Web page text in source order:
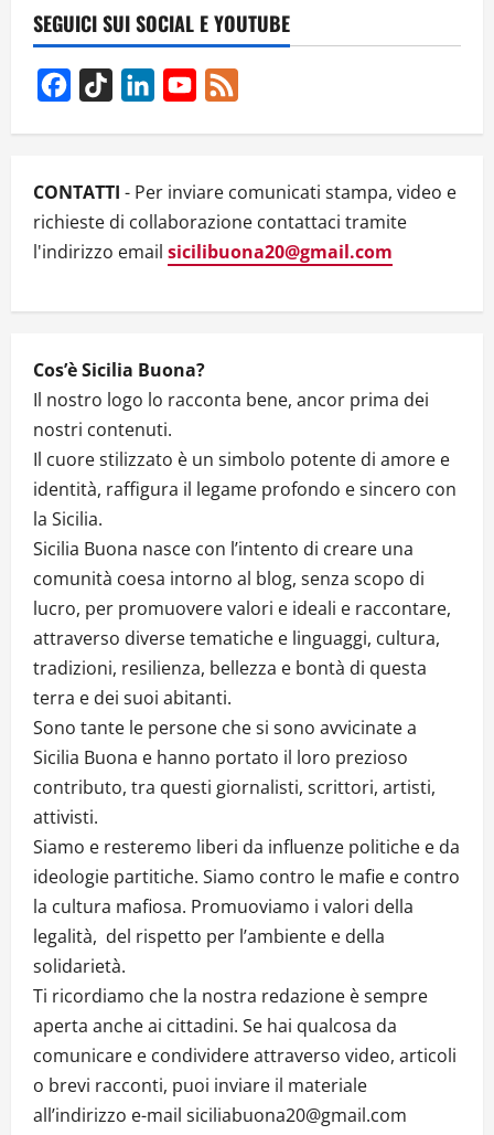
2025
e
il
della
Quaresima:
tra
riflessione
SEGUICI SUI SOCIAL E YOUTUBE
Facebook
TikTok LinkedInYouTube
CONTATTI - Per inviare comunicati stampa, video e
richieste di collaborazione contattaci tramite
l'indirizzo email sicilibuona20@gmail.com
Cos’è Sicilia Buona?
Il nostro logo lo racconta bene, ancor prima dei
nostri contenuti.
Il cuore stilizzato è un simbolo potente di amore e
identità, raffigura il legame profondo e sincero con
la Sicilia.
Sicilia Buona nasce con l’intento di creare una
comunità coesa intorno al blog, senza scopo di
lucro, per promuovere valori e ideali e raccontare,
attraverso diverse tematiche e linguaggi, cultura,
tradizioni, resilienza, bellezza e bontà di questa
terra e dei suoi abitanti.
Sono tante le persone che si sono avvicinate a
Sicilia Buona e hanno portato il loro prezioso
contributo, tra questi giornalisti, scrittori, artisti,
attivisti.
Siamo e resteremo liberi da influenze politiche e da
ideologie partitiche. Siamo contro le mafie e contro
la cultura mafiosa. Promuoviamo i valori della
legalità, del rispetto per l’ambiente e della
solidarietà.
Ti ricordiamo che la nostra redazione è sempre
aperta anche ai cittadini. Se hai qualcosa da
comunicare e condividere attraverso video, articoli
o brevi racconti, puoi inviare il materiale
all’indirizzo e-mail siciliabuona20@gmail.com